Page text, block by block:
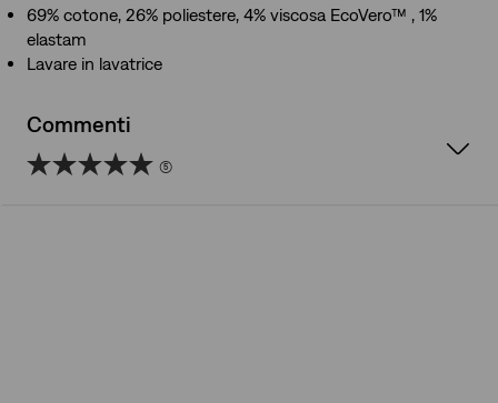
69% cotone, 26% poliestere, 4% viscosa EcoVero™ , 1%
elastam
Lavare in lavatrice
Commenti
(5)